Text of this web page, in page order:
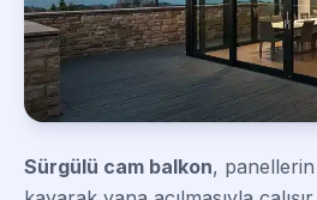
Sürgülü cam balkon,